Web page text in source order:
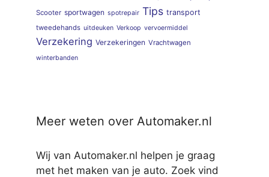
Scooter sportwagen spotrepair Tips transport
tweedehands uitdeuken Verkoop vervoermiddel
Verzekering Verzekeringen Vrachtwagen
winterbanden
Meer weten over Automaker.nl
Wij van Automaker.nl helpen je graag
met het maken van je auto. Zoek vind